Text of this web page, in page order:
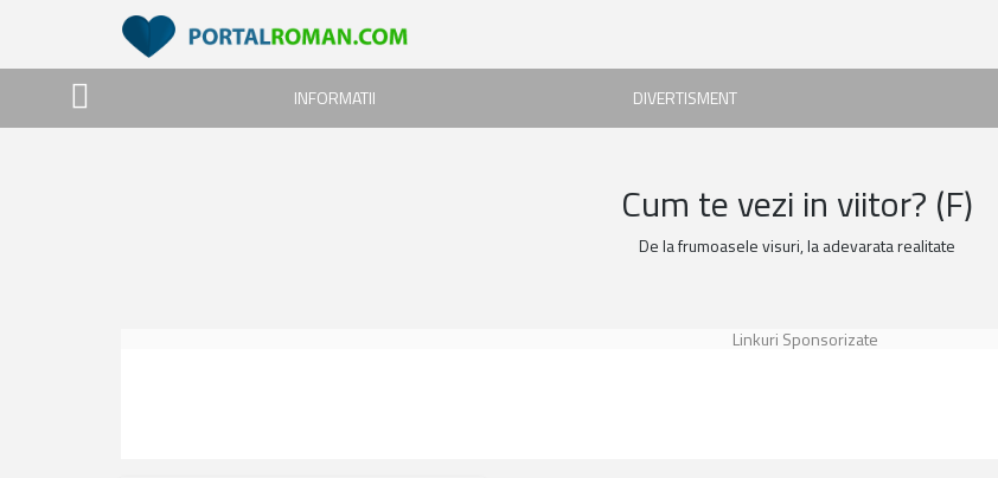
INFORMATII DIVERTISMENT
Cum te vezi in viitor? (F)
De la frumoasele visuri, la adevarata realitate
Linkuri Sponsorizate